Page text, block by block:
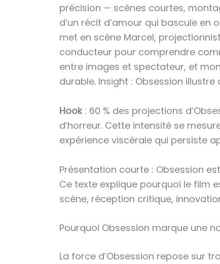
précision — scènes courtes,
d’un récit d’amour qui bascule
met en scène Marcel,
conducteur pour comprendre
entre images et spectateur, et
durable. Insight : Obsession
Hook: 60 % des projections
d’horreur. Cette intensité se
expérience viscérale qui persiste
Présentation courte : Obsession
Ce texte explique pourquoi le film
scène, réception critique,
Pourquoi Obsession marque une
La force d’Obsession repose sur